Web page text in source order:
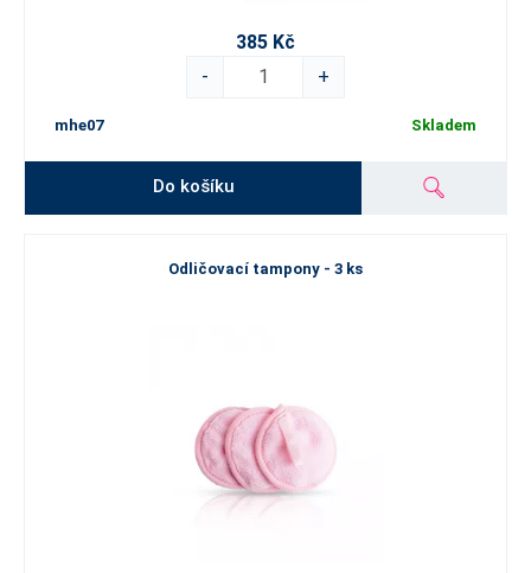
385 Kč
-
+
mhe07 Skladem
Do košíku
Odličovací tampony - 3 ks